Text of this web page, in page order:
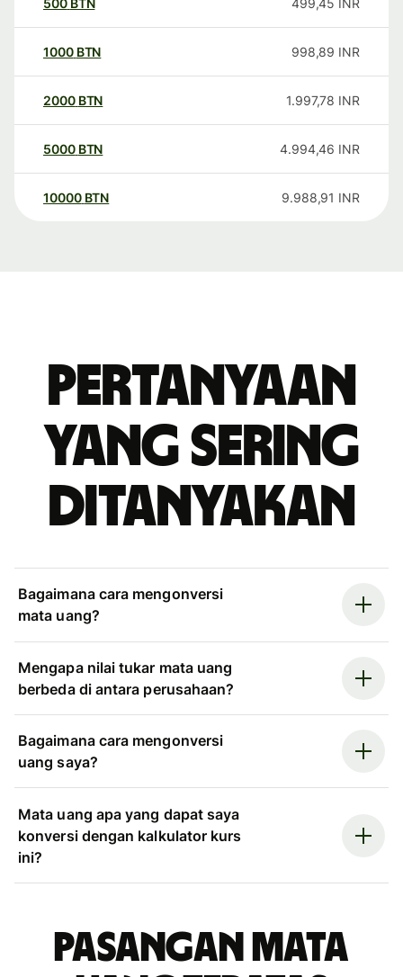
500 BTN 499,45 INR
1000 BTN 998,89 INR
2000 BTN 1.997,78 INR
5000 BTN 4.994,46 INR
10000 BTN 9.988,91 INR
Pertanyaan
yang sering
ditanyakan
Bagaimana cara mengonversi
mata uang?
Mengapa nilai tukar mata uang
berbeda di antara perusahaan?
Bagaimana cara mengonversi
uang saya?
Mata uang apa yang dapat saya
konversi dengan kalkulator kurs
ini?
Pasangan mata